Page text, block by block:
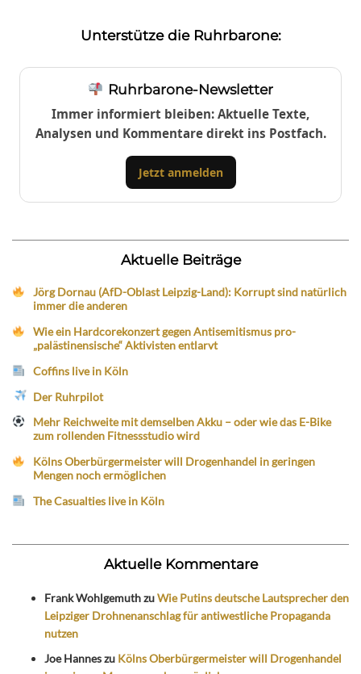
Unterstütze die Ruhrbarone:
Ruhrbarone-Newsletter
Immer informiert bleiben: Aktuelle Texte,
Analysen und Kommentare direkt ins Postfach.
Jetzt anmelden
Aktuelle Beiträge
Jörg Dornau (AfD-Oblast Leipzig-Land): Korrupt sind natürlich
immer die anderen
Wie ein Hardcorekonzert gegen Antisemitismus pro-
„palästinensische“ Aktivisten entlarvt
Coffins live in Köln
Der Ruhrpilot
Mehr Reichweite mit demselben Akku – oder wie das E-Bike
zum rollenden Fitnessstudio wird
Kölns Oberbürgermeister will Drogenhandel in geringen
Mengen noch ermöglichen
The Casualties live in Köln
Aktuelle Kommentare
Frank WohlgemuthzuWie Putins deutsche Lautsprecher den
Leipziger Drohnenanschlag für antiwestliche Propaganda
nutzen
Joe Hanneszu Kölns Oberbürgermeister will Drogenhandel